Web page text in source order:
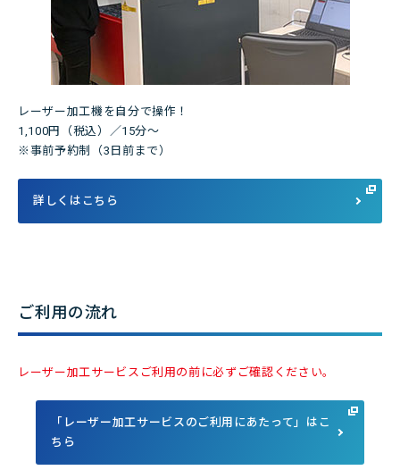
レーザー加工機を自分で操作！
1,100円（税込）／15分～
※事前予約制（3日前まで）
詳しくはこちら
ご利用の流れ
レーザー加工サービスご利用の前に必ずご確認ください。
「レーザー加工サービスのご利用にあたって」はこ
ちら